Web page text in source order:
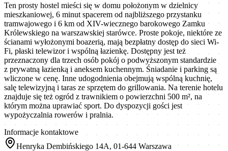
Ten prosty hostel mieści się w domu położonym w dzielnicy
mieszkaniowej, 6 minut spacerem od najbliższego przystanku
tramwajowego i 6 km od XIV-wiecznego barokowego Zamku
Królewskiego na warszawskiej starówce. Proste pokoje, niektóre ze
ścianami wyłożonymi boazerią, mają bezpłatny dostęp do sieci Wi-
Fi, płaski telewizor i wspólną łazienkę. Dostępny jest też
przeznaczony dla trzech osób pokój o podwyższonym standardzie
z prywatną łazienką i aneksem kuchennym. Śniadanie i parking są
wliczone w cenę. Inne udogodnienia obejmują wspólną kuchnię,
salę telewizyjną i taras ze sprzętem do grillowania. Na terenie hotelu
znajduje się też ogród z trawnikiem o powierzchni 500 m², na
którym można uprawiać sport. Do dyspozycji gości jest
wypożyczalnia rowerów i pralnia.
Informacje kontaktowe
Henryka Dembińskiego 14A, 01-644 Warszawa